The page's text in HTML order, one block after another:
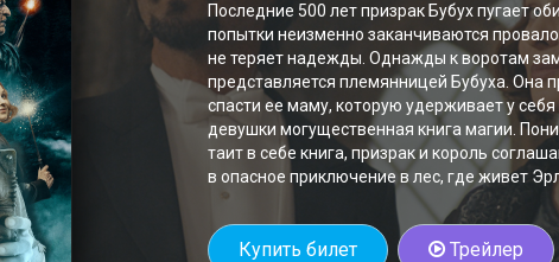
Последние 500 лет призрак Бубух пугает
попытки неизменно заканчиваются
не теряет надежды. Однажды к воротам
представляется племянницей Бубуха. Она
спасти ее маму, которую удерживает у
девушки могущественная книга магии.
таит в себе книга, призрак и король
в опасное приключение в лес, где живет
Купить билет Трейлер